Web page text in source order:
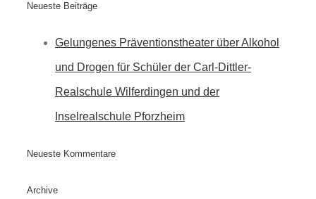
Neueste Beiträge
Gelungenes Präventionstheater über Alkohol
und Drogen für Schüler der Carl-Dittler-
Realschule Wilferdingen und der
Inselrealschule Pforzheim
Neueste Kommentare
Archive